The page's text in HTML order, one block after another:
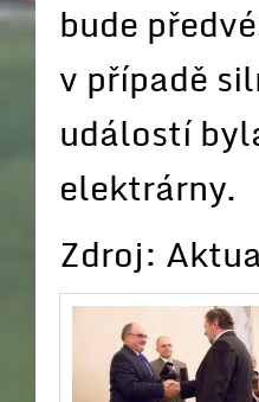
bude
v případě
událostí
elektrárny.
Zdroj: